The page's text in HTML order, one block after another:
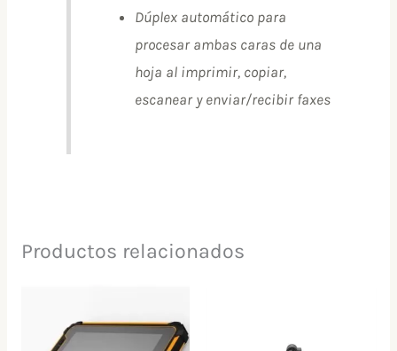
Dúplex automático para
procesar ambas caras de una
hoja al imprimir, copiar,
escanear y enviar/recibir faxes
Productos relacionados